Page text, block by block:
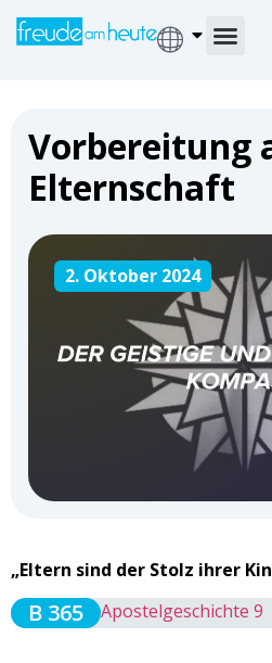
Vorbereitung
Elternschaft
2. Oktober 2024
„Eltern sind der Stolz ihrer
B 365 Apostelgeschichte 9